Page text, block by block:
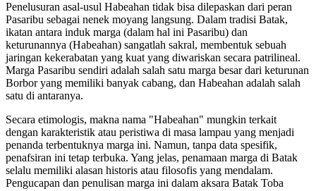
Penelusuran asal-usul Habeahan tidak bisa dilepaskan dari peran
Pasaribu sebagai nenek moyang langsung. Dalam tradisi Batak,
ikatan antara induk marga (dalam hal ini Pasaribu) dan
keturunannya (Habeahan) sangatlah sakral, membentuk sebuah
jaringan kekerabatan yang kuat yang diwariskan secara patrilineal.
Marga Pasaribu sendiri adalah salah satu marga besar dari keturunan
Borbor yang memiliki banyak cabang, dan Habeahan adalah salah
satu di antaranya.
Secara etimologis, makna nama "Habeahan" mungkin terkait
dengan karakteristik atau peristiwa di masa lampau yang menjadi
penanda terbentuknya marga ini. Namun, tanpa data spesifik,
penafsiran ini tetap terbuka. Yang jelas, penamaan marga di Batak
selalu memiliki alasan historis atau filosofis yang mendalam.
Pengucapan dan penulisan marga ini dalam aksara Batak Toba